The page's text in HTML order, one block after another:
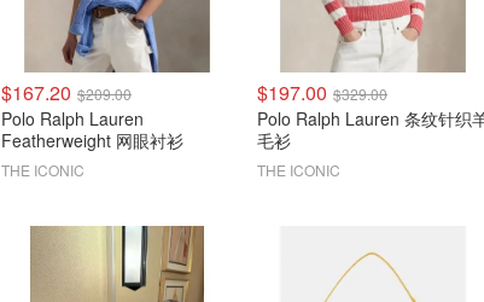
$167.20 $209.00
Polo Ralph Lauren
Featherweight 网眼衬衫
THE ICONIC
$197.00 $329.00
Polo Ralph Lauren 条纹针织
毛衫
THE ICONIC